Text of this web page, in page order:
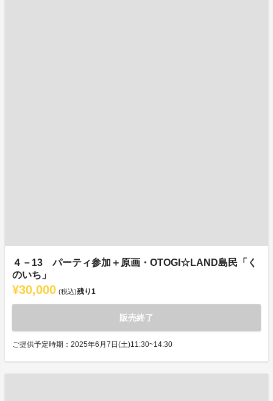
４－13 パーティ参加＋原画・OTOGI☆LAND島民「く
のいち」
¥30,000 (税込)残り1
販売終了
ご提供予定時期：2025年6月7日(土)11:30~14:30